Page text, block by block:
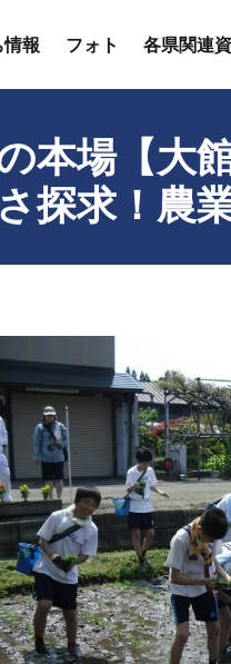
報 フォト 各県関連
本場【大
探求！農